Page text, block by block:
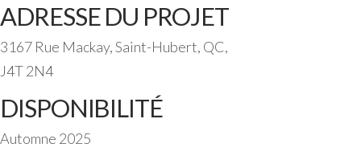
ADRESSE DU PROJET
3167 Rue Mackay, Saint-Hubert, QC,
J4T 2N4
DISPONIBILITÉ
Automne 2025